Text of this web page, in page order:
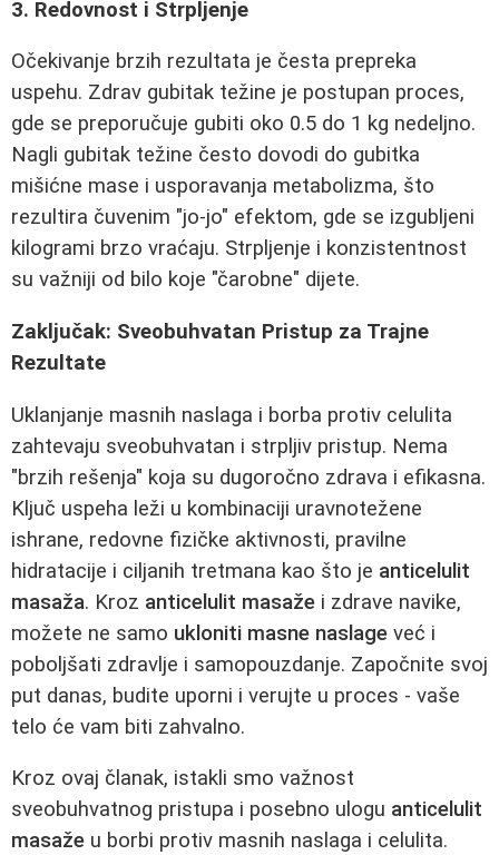
3. Redovnost i Strpljenje
Očekivanje brzih rezultata je česta prepreka
uspehu. Zdrav gubitak težine je postupan proces,
gde se preporučuje gubiti oko 0.5 do 1 kg nedeljno.
Nagli gubitak težine često dovodi do gubitka
mišićne mase i usporavanja metabolizma, što
rezultira čuvenim "jo-jo" efektom, gde se izgubljeni
kilogrami brzo vraćaju. Strpljenje i konzistentnost
su važniji od bilo koje "čarobne" dijete.
Zaključak: Sveobuhvatan Pristup za Trajne
Rezultate
Uklanjanje masnih naslaga i borba protiv celulita
zahtevaju sveobuhvatan i strpljiv pristup. Nema
"brzih rešenja" koja su dugoročno zdrava i efikasna.
Ključ uspeha leži u kombinaciji uravnotežene
ishrane, redovne fizičke aktivnosti, pravilne
hidratacije i ciljanih tretmana kao što je anticelulit
masaža. Kroz anticelulit masaže i zdrave navike,
možete ne samo ukloniti masne naslage već i
poboljšati zdravlje i samopouzdanje. Započnite svoj
put danas, budite uporni i verujte u proces - vaše
telo će vam biti zahvalno.
Kroz ovaj članak, istakli smo važnost
sveobuhvatnog pristupa i posebno ulogu anticelulit
masaže u borbi protiv masnih naslaga i celulita.